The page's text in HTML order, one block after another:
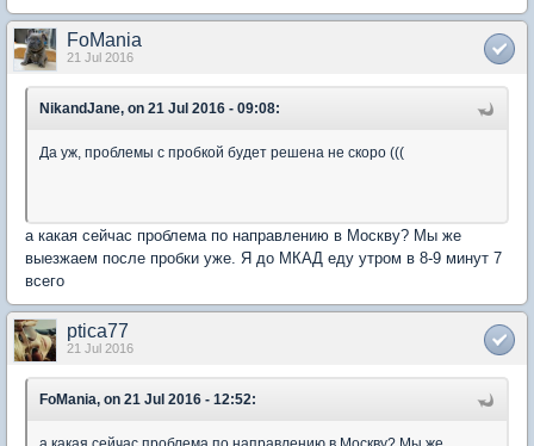
FoMania
21 Jul 2016
NikandJane, on 21 Jul 2016 - 09:08:
Да уж, проблемы с пробкой будет решена не скоро (((
а какая сейчас проблема по направлению в Москву? Мы же
выезжаем после пробки уже. Я до МКАД еду утром в 8-9 минут 7
всего
ptica77
21 Jul 2016
FoMania, on 21 Jul 2016 - 12:52: